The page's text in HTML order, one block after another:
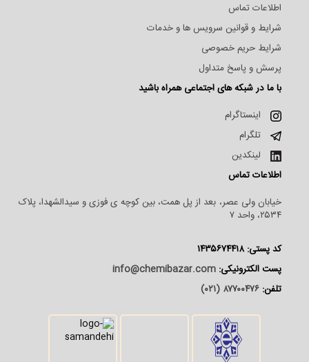
اطلاعات تماس
شرایط و قوانین سرویس ها و خدمات
شرایط حریم خصوصی
پرسش و پاسخ متداول
با ما در شبکه های اجتماعی همراه باشید
اینستاگرام
تلگرام
لینکدین
اطلاعات تماس
خیابان ولی عصر، بعد از پل همت، بین کوچه ی فوزی و سیدالشهدا، پلاک
۲۵۳۴، واحد ۷
کد پستی: ۱۴۳۵۶۷۴۴۱۸
پست الکترونیکی: info@chemibazar.com
تلفن: ۸۷۷۰۰۴۷۶ (۰۲۱)